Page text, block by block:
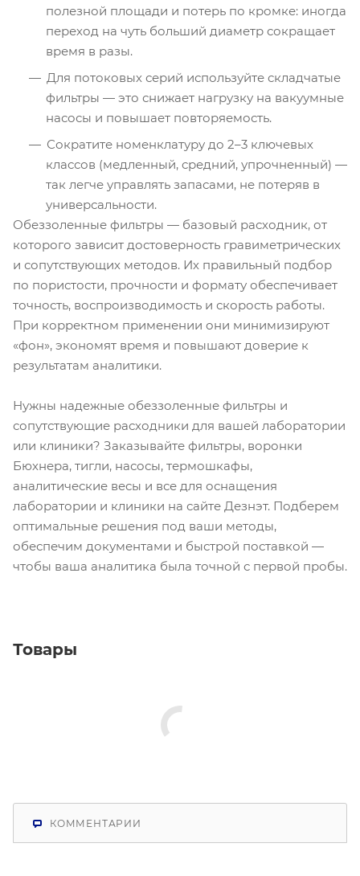
полезной площади и потерь по кромке: иногда
переход на чуть больший диаметр сокращает
время в разы.
Для потоковых серий используйте складчатые
фильтры — это снижает нагрузку на вакуумные
насосы и повышает повторяемость.
Сократите номенклатуру до 2–3 ключевых
классов (медленный, средний, упрочненный) —
так легче управлять запасами, не потеряв в
универсальности.
Обеззоленные фильтры — базовый расходник, от
которого зависит достоверность гравиметрических
и сопутствующих методов. Их правильный подбор
по пористости, прочности и формату обеспечивает
точность, воспроизводимость и скорость работы.
При корректном применении они минимизируют
«фон», экономят время и повышают доверие к
результатам аналитики.
Нужны надежные обеззоленные фильтры и
сопутствующие расходники для вашей лаборатории
или клиники? Заказывайте фильтры, воронки
Бюхнера, тигли, насосы, термошкафы,
аналитические весы и все для оснащения
лаборатории и клиники на сайте Дезнэт. Подберем
оптимальные решения под ваши методы,
обеспечим документами и быстрой поставкой —
чтобы ваша аналитика была точной с первой пробы.
Товары
КОММЕНТАРИИ